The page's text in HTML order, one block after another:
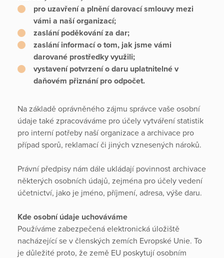
pro uzavření a plnění darovací smlouvy mezi
vámi a naší organizací;
zaslání poděkování za dar;
zaslání informací o tom, jak jsme vámi
darované prostředky využili;
vystavení potvrzení o daru uplatnitelné v
daňovém přiznání pro odpočet.
Na základě oprávněného zájmu správce vaše osobní
údaje také zpracováváme pro účely vytváření statistik
pro interní potřeby naší organizace a archivace pro
případ sporů, reklamací či jiných vznesených nároků.
Právní předpisy nám dále ukládají povinnost archivace
některých osobních údajů, zejména pro účely vedení
účetnictví, jako je jméno, příjmení, adresa, výše daru.
Kde osobní údaje uchováváme
Používáme zabezpečená elektronická úložiště
nacházející se v členských zemích Evropské Unie. To
je důležité proto, že země EU poskytují osobním